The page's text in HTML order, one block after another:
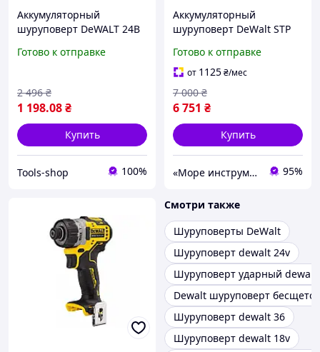
Аккумуляторный
шуруповерт DeWALT 24В
зарядным устройством
электрическая
Готово к отправке
1 198.08₴
2 496 ₴
Купить
Tools-shop 100%
Аккумуляторный
шуруповерт DeWalt STP
ЗУ)
Готово к отправке
от 1125₴/мес
6 751 ₴
7 000 ₴
Купить
«Море инструментов» 95%
Смотри также
Шуруповерты DeWalt
Шуруповерт dewalt 24v
Шуруповерт ударный dewalt
Dewalt шуруповерт
Шуруповерт dewalt 36
Шуруповерт dewalt 18v